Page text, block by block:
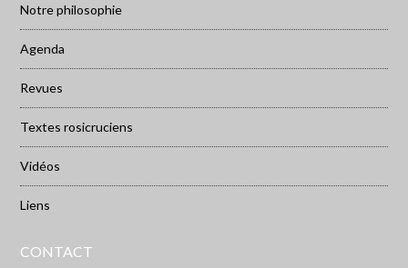
Notre philosophie
Agenda
Revues
Textes rosicruciens
Vidéos
Liens
CONTACT